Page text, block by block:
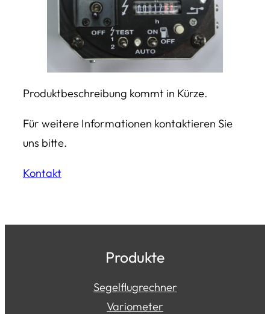
Produktbeschreibung kommt in Kürze.
Für weitere Informationen kontaktieren Sie
uns bitte.
Kontakt
Produkte
Segelflugrechner
Variometer